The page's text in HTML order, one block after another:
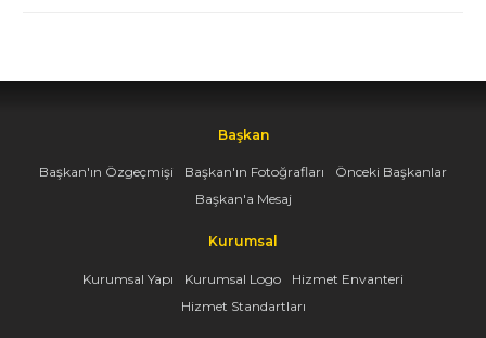
Başkan
Başkan'ın Özgeçmişi Başkan'ın Fotoğrafları
Önceki Başkanlar
Başkan'a Mesaj
Kurumsal
Kurumsal Yapı Kurumsal Logo
Hizmet Envanteri
Hizmet Standartları